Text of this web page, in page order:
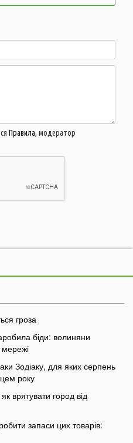
Правила, модератор
гроза
біди: волиняни
мережі
Зодіаку, для яких серпень
року
врятувати город від
запаси цих товарів: